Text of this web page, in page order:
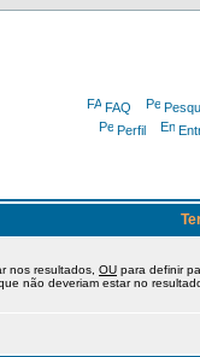
FAQ
Perfil
nos resultados, OU para definir
não deveriam estar no